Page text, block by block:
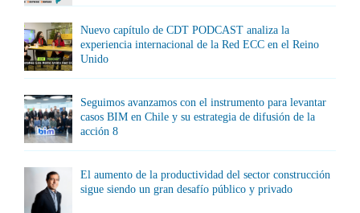
Nuevo capítulo de CDT PODCAST analiza la
experiencia internacional de la Red ECC en el Reino
Unido
Seguimos avanzamos con el instrumento para levantar
casos BIM en Chile y su estrategia de difusión de la
acción 8
El aumento de la productividad del sector construcción
sigue siendo un gran desafío público y privado